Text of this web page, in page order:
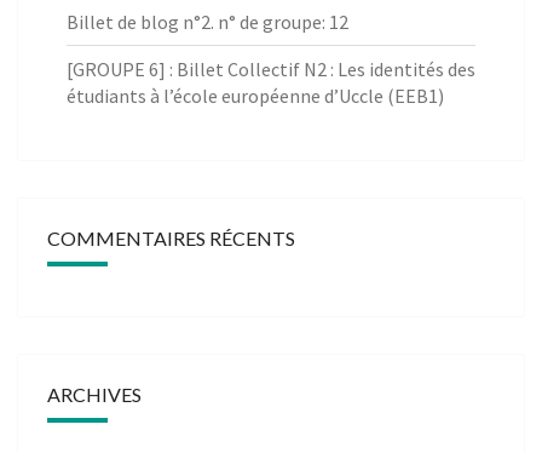
Billet de blog n°2. n° de groupe: 12
[GROUPE 6] : Billet Collectif N2 : Les identités des
étudiants à l’école européenne d’Uccle (EEB1)
COMMENTAIRES RÉCENTS
ARCHIVES